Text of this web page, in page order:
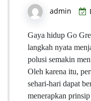
admin
Gaya hidup Go
langkah nyata
polusi semakin
Oleh karena itu,
sehari-hari dapat
menerapkan